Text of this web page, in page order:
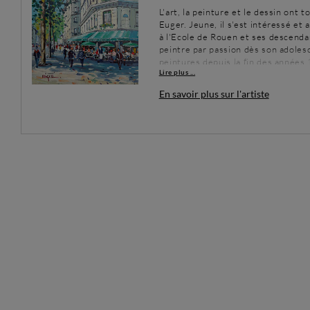
L'art, la peinture et le dessin ont
Euger. Jeune, il s'est intéressé et
à l'Ecole de Rouen et ses
peintre par passion dès son
peintures depuis la fin des
travail depuis plus de 20 ans.
peintre autodidacte. Il a appris
seul,
Lire plus ...
En savoir plus sur l'artiste